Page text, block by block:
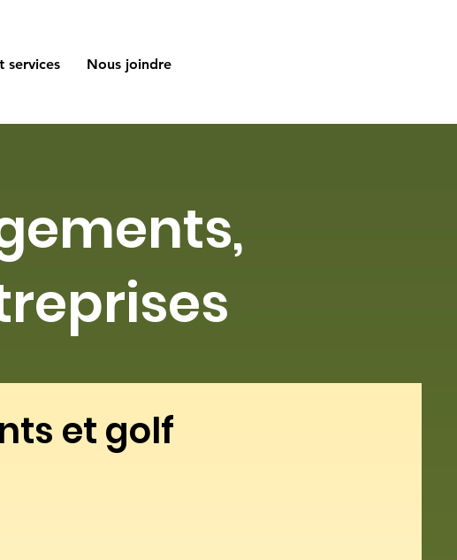
services Nous joindre
et golf